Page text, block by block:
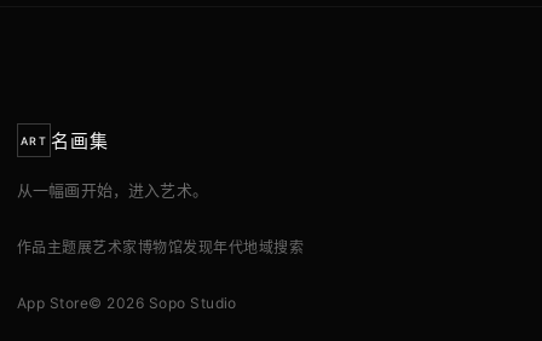
ART 名画集
从一幅画开始，进入艺术。
作品 主题展艺术家博物馆发现年代地域搜索
App Store© 2026 Sopo Studio